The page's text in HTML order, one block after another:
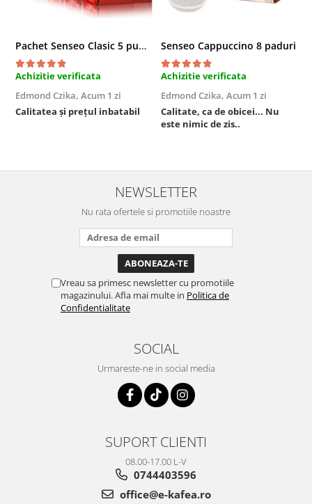
Pachet Senseo Clasic 5 pungi x 48 paduri
Achizitie verificata
Edmond Czika, Acum 1 zi
Calitatea și prețul inbatabil
Senseo Cappuccino 8 paduri
Achizitie verificata
Edmond Czika, Acum 1 zi
Calitate, ca de obicei... Nu
este nimic de zis..
NEWSLETTER
Nu rata ofertele si promotiile noastre
Vreau sa primesc newsletter cu promotiile
magazinului. Afla mai multe in Politica de
Confidentialitate
SOCIAL
Urmareste-ne in social media
SUPORT CLIENTI
08.00-17.00 L-V
0744403596
office@e-kafea.ro